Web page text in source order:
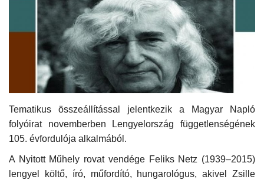
Kultúra
Történelem
Egészség
Gazdaság
Művészet
Sport
Tematikus összeállítással jelentkezik a Magyar Napló
folyóirat novemberben Lengyelország függetlenségének
105. évfordulója alkalmából.
A Nyitott Műhely rovat vendége Feliks Netz (1939–2015)
lengyel költő, író, műfordító, hungarológus, akivel Zsille